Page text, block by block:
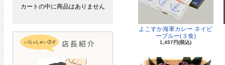
カートの中に商品はありません
よこすか海軍カレー ネイビ
ーブルー(３食)
1,457円(税込)